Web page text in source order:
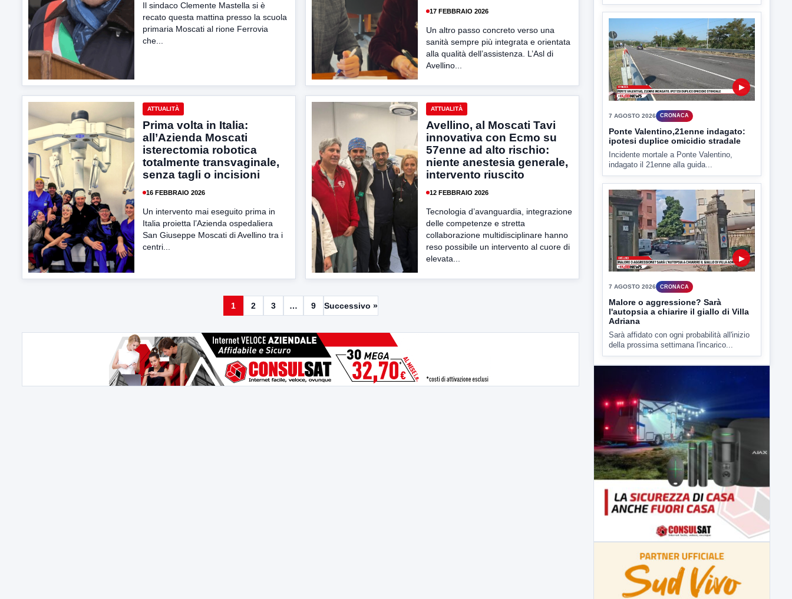
Il sindaco Clemente Mastella si è
recato questa mattina presso la scuola
primaria Moscati al rione Ferrovia
che...
17 FEBBRAIO 2026
Un altro passo concreto verso una
sanità sempre più integrata e orientata
alla qualità dell’assistenza. L’Asl di
Avellino...
ATTUALITÀ
Prima volta in Italia:
all’Azienda Moscati
isterectomia robotica
totalmente transvaginale,
senza tagli o incisioni
16 FEBBRAIO 2026
Un intervento mai eseguito prima in
Italia proietta l’Azienda ospedaliera
San Giuseppe Moscati di Avellino tra i
centri...
ATTUALITÀ
Avellino, al Moscati Tavi
innovativa con Ecmo su
57enne ad alto rischio:
niente anestesia generale,
intervento riuscito
12 FEBBRAIO 2026
Tecnologia d’avanguardia, integrazione
delle competenze e stretta
collaborazione multidisciplinare hanno
reso possibile un intervento al cuore di
elevata...
1 2 3 … 9 Successivo »
▶
7 AGOSTO 2026
Ponte Valentino,21enne indagato:
ipotesi duplice omicidio stradale
Incidente mortale a Ponte Valentino,
indagato il 21enne alla guida...
▶
7 AGOSTO 2026 CRONACA
Malore o aggressione? Sarà
l'autopsia a chiarire il giallo di Villa
Sarà affidato con ogni probabilità all'inizio
della prossima settimana l'incarico...